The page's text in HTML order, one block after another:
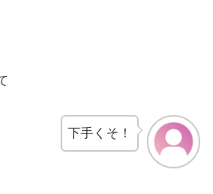
下手くそ！